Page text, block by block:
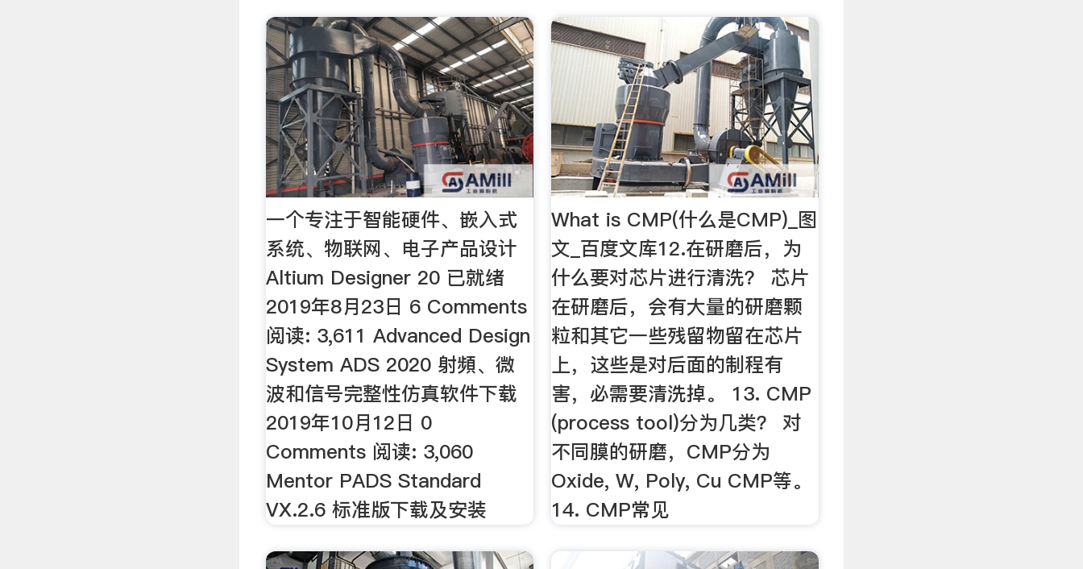
一个专注于智能硬件、嵌入式
系统、物联网、电子产品设计
Altium Designer 20 已就绪
2019年8月23日 6 Comments
阅读: 3,611 Advanced Design
System ADS 2020 射頻、微
波和信号完整性仿真软件下载
2019年10月12日 0
Comments 阅读: 3,060
Mentor PADS Standard
VX.2.6 标准版下载及安装
What is CMP(什么是CMP)_图
文_百度文库12.在研磨后，为
什么要对芯片进行清洗？ 芯片
在研磨后，会有大量的研磨颗
粒和其它一些残留物留在芯片
上，这些是对后面的制程有
害，必需要清洗掉。 13. CMP
(process tool)分为几类？ 对
不同膜的研磨，CMP分为
Oxide, W, Poly, Cu CMP等。
14. CMP常见